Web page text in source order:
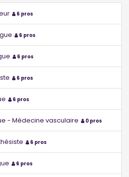
6 pros
6 pros
6 pros
6 pros
6 pros
- Médecine vasculaire 0 pros
6 pros
6 pros